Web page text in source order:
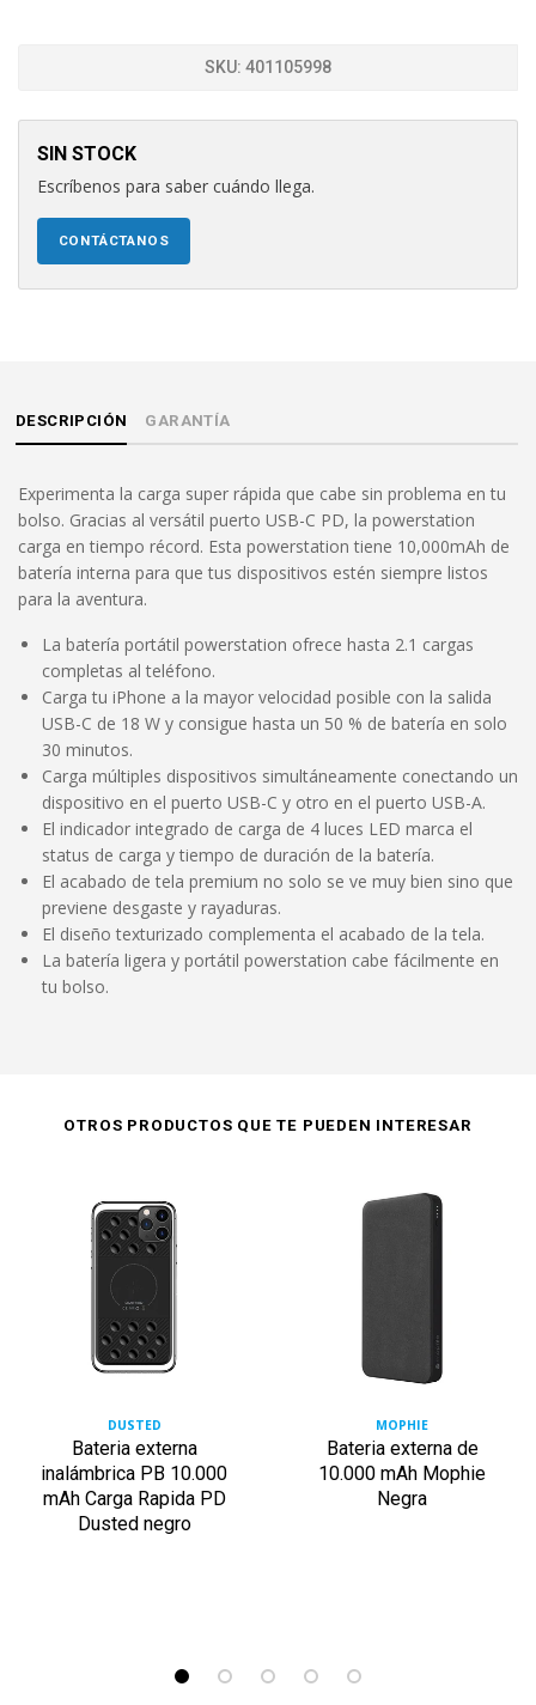
SKU: 401105998
SIN STOCK
Escríbenos para saber cuándo llega.
CONTÁCTANOS
DESCRIPCIÓN GARANTÍA
Experimenta la carga super rápida que cabe sin problema en tu
bolso. Gracias al versátil puerto USB-C PD, la powerstation
carga en tiempo récord. Esta powerstation tiene 10,000mAh de
batería interna para que tus dispositivos estén siempre listos
para la aventura.
La batería portátil powerstation ofrece hasta 2.1 cargas
completas al teléfono.
Carga tu iPhone a la mayor velocidad posible con la salida
USB-C de 18 W y consigue hasta un 50 % de batería en solo
30 minutos.
Carga múltiples dispositivos simultáneamente conectando un
dispositivo en el puerto USB-C y otro en el puerto USB-A.
El indicador integrado de carga de 4 luces LED marca el
status de carga y tiempo de duración de la batería.
El acabado de tela premium no solo se ve muy bien sino que
previene desgaste y rayaduras.
El diseño texturizado complementa el acabado de la tela.
La batería ligera y portátil powerstation cabe fácilmente en
tu bolso.
OTROS PRODUCTOS QUE TE PUEDEN INTERESAR
DUSTED
Bateria externa
inalámbrica PB 10.000
mAh Carga Rapida PD
Dusted negro
MOPHIE
Bateria externa de
10.000 mAh Mophie
Negra